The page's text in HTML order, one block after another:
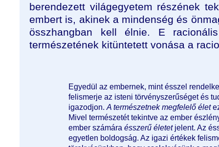
berendezett világegyetem részének
embert is, akinek a mindenség és
összhangban kell élnie. E
természetének kitüntetett vonása a
Egyedül az embernek, mint ésszel
felismerje az isteni törvényszerűséget és
igazodjon. A természetnek megfelelő élet
Mivel természetét tekintve az ember
ember számára ésszerű életetjelent. Az
egyetlen boldogság. Az igazi értékek